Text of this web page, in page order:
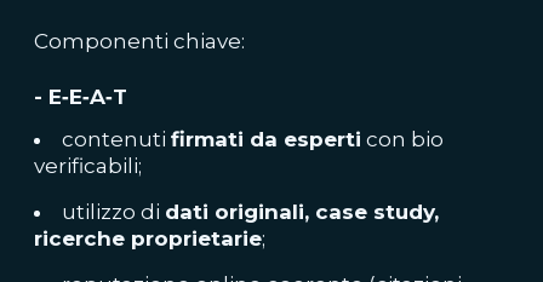
Componenti chiave:
- E‑E‑A‑T
contenuti firmati da esperti con bio
verificabili;
utilizzo di dati originali, case study,
ricerche proprietarie;